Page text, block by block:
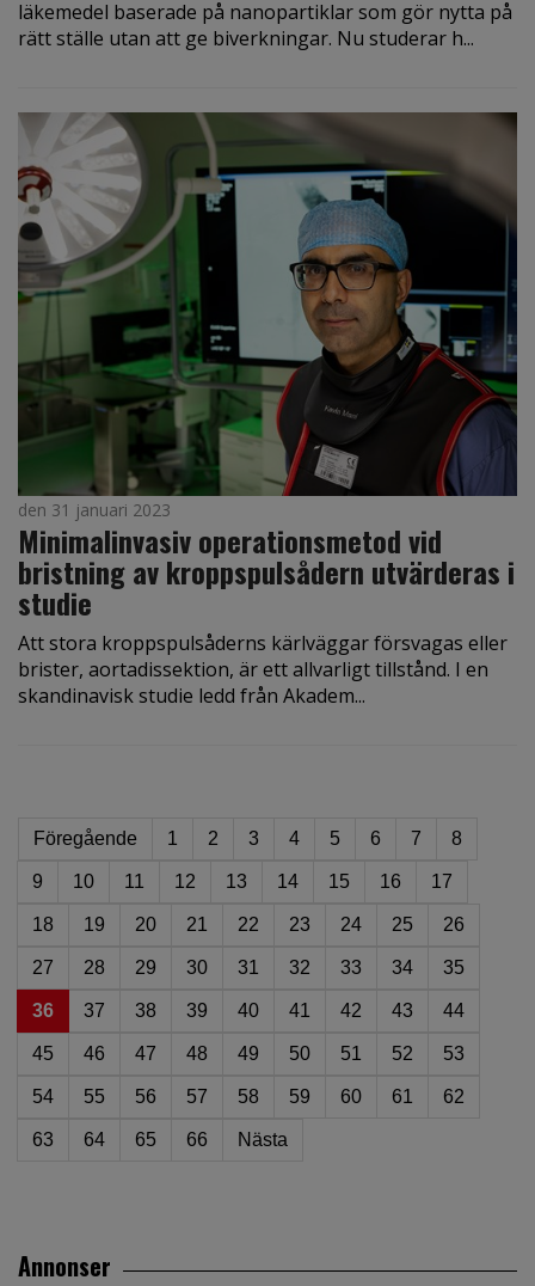
läkemedel baserade på nanopartiklar som gör nytta på
rätt ställe utan att ge biverkningar. Nu studerar h...
den 31 januari 2023
Minimalinvasiv operationsmetod vid
bristning av kroppspulsådern utvärderas i
studie
Att stora kroppspulsåderns kärlväggar försvagas eller
brister, aortadissektion, är ett allvarligt tillstånd. I en
skandinavisk studie ledd från Akadem...
Föregående 1 2 3 4 5 6 7 8
9 10 11 12 13 14 15 16 17
18 19 20 21 22 23 24 25 26
27 28 29 30 31 32 33 34 35
36 37 38 39 40 41 42 43 44
45 46 47 48 49 50 51 52 53
54 55 56 57 58 59 60 61 62
63 64 65 66 Nästa
Annonser